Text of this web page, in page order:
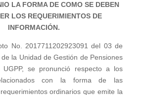
LA FORMA DE COMO SE DEBEN
LOS REQUERIMIENTOS DE
INFORMACIÓN.
No. 2017711202923091 del 03 de
la Unidad de Gestión de Pensiones
se pronunció respecto a los
con la forma de las
ordinarios que emite la